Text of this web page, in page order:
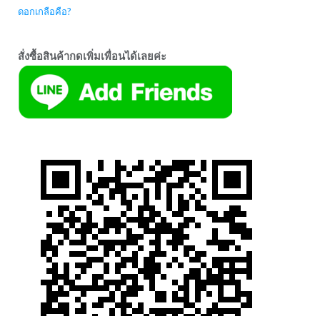
ดอกเกลือคือ?
สั่งซื้อสินค้ากดเพิ่มเพื่อนได้เลยค่ะ